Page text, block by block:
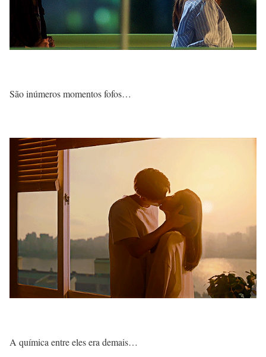
São inúmeros momentos fofos…
A química entre eles era demais…